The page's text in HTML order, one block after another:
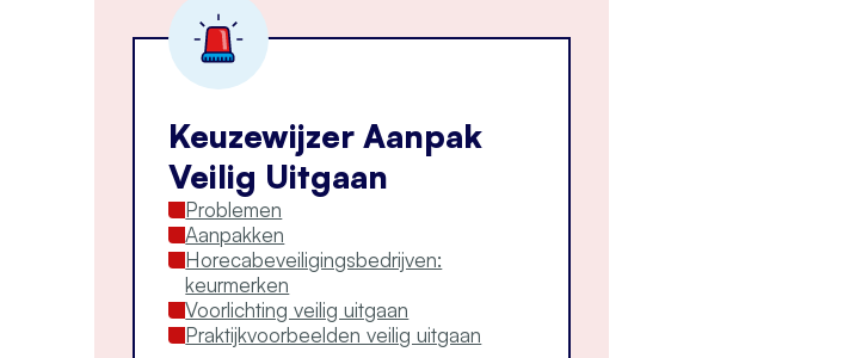
Keuzewijzer Aanpak
Veilig Uitgaan
Problemen
Aanpakken
Horecabeveiligingsbedrijven:
keurmerken
Voorlichting veilig uitgaan
Praktijkvoorbeelden veilig uitgaan